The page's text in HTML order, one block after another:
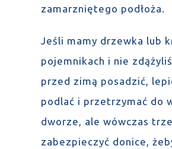
zamarzniętego podłoża.
Jeśli mamy drzewka lub
pojemnikach i nie
przed zimą posadzić,
podlać i przetrzymać do
dworze, ale wówczas
zabezpieczyć donice,